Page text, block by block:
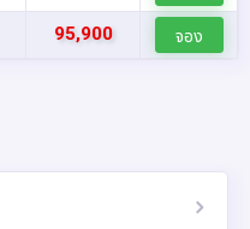
95,900 จอง